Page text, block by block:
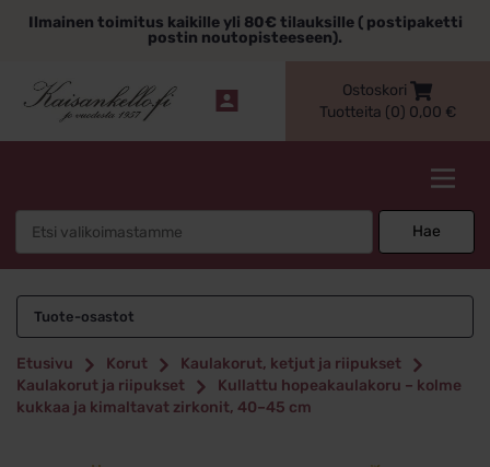
sisältöönIlmainen toimitus kaikille yli 80€ tilauksille ( postipaketti
postin noutopisteeseen).
Ostoskori
Tuotteita (0) 0,00 €
Hae
Tuote-osastot
Etusivu Korut
Kaulakorut, ketjut ja riipukset
Kaulakorut ja riipukset
Kullattu hopeakaulakoru – kolme
kukkaa ja kimaltavat zirkonit, 40–45 cm